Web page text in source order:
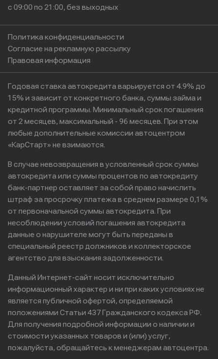
с 09:00 по 21:00, без выходных
Политика конфиденциальности
Согласие на рекламную рассылку
Правовая информация
Годовая ставка автокредита варьируется от 4.9% до
15% и зависит от конкретного банка, суммы займа и
кредитной программы. Минимальный срок погашения
от 2 месяцев, максимальный - 96 месяцев. При этом
любые дополнительные комиссии автоцентром
«КарСтарт» не взимаются.
В случае невозвращения в условленный срок суммы
автокредита или суммы процентов по автокредиту
банк-партнер оставляет за собой право начислить
штраф за просрочку платежа в среднем размере 0,1%
от первоначальной суммы автокредита. При
несоблюдении условий погашения автокредита
данные о нарушителе могут быть переданы в
специальный реестр должников и коллекторское
агентство для взыскания задолженности.
Данный Интернет-сайт носит исключительно
информационный характер и ни при каких условиях не
является публичной офертой, определяемой
положениями Статьи 437 Гражданского кодекса РФ.
Для получения подробной информации о наличии и
стоимости указанных товаров и (или) услуг,
пожалуйста, обращайтесь к менеджерам автоцентра.